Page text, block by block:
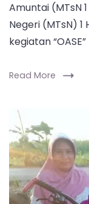
Amuntai (MTsN
Negeri (MTsN)
kegiatan
Read More